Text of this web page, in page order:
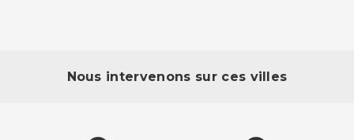
Nous intervenons sur ces villes